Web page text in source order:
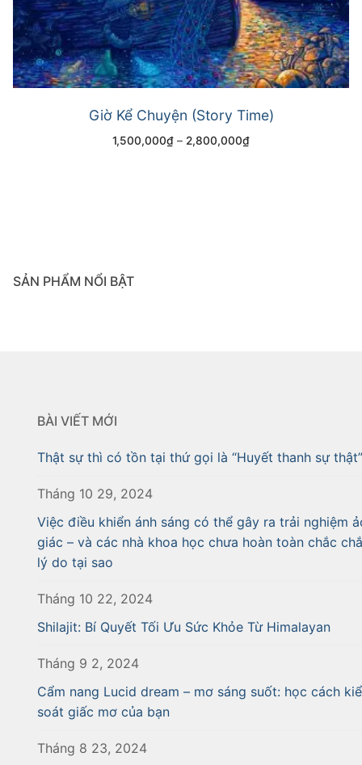
Giờ Kể Chuyện (Story Time)
1,500,000₫ – 2,800,000₫
SẢN PHẨM NỔI BẬT
BÀI VIẾT MỚI
Thật sự thì có tồn tại thứ gọi là “Huyết thanh sự
Tháng 10 29, 2024
Việc điều khiển ánh sáng có thể gây ra trải nghiệm
giác – và các nhà khoa học chưa hoàn toàn chắc
lý do tại sao
Tháng 10 22, 2024
Shilajit: Bí Quyết Tối Ưu Sức Khỏe Từ Himalayan
Tháng 9 2, 2024
Cẩm nang Lucid dream – mơ sáng suốt: học cách
soát giấc mơ của bạn
Tháng 8 23, 2024